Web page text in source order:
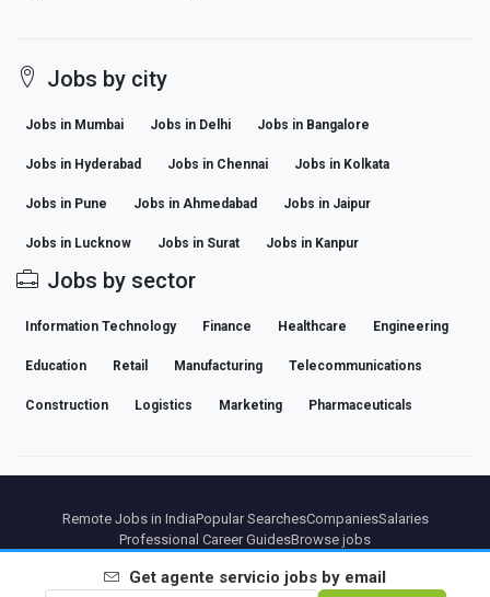
Jobs by city
Jobs in Mumbai Jobs in Delhi Jobs in Bangalore
Jobs in Hyderabad Jobs in Chennai Jobs in Kolkata
Jobs in Pune Jobs in Ahmedabad Jobs in Jaipur
Jobs in Lucknow Jobs in Surat Jobs in Kanpur
Jobs by sector
Information Technology Finance Healthcare Engineering
Education Retail Manufacturing Telecommunications
Construction Logistics Marketing Pharmaceuticals
Get agente servicio jobs by email
Remote Jobs in IndiaPopular SearchesCompaniesSalaries
Professional Career GuidesBrowse jobs
PartnersLegal noticePrivacyTermsPremium termsCancel PremiumAbout Us